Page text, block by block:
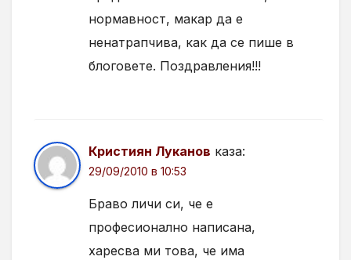
нормавност, макар да е
ненатрапчива, как да се пише в
блоговете. Поздравления!!!
Кристиян Луканов каза:
29/09/2010 в 10:53
Браво личи си, че е
професионално написана,
харесва ми това, че има